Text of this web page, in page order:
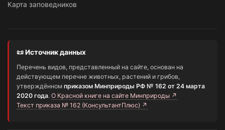
Карта заповедников
📜 Источник данных
Перечень видов, представленный на сайте, основан на
действующем перечне животных, растений и грибов,
утверждённом приказом Минприроды РФ № 162 от 24 марта
2020 года. О Красной книге на сайте Минприроды ↗
Текст приказа № 162 (КонсультантПлюс) ↗